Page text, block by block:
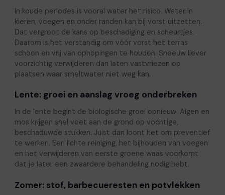
In koude periodes is vooral water het risico. Water in
kieren, voegen en onder randen kan bij vorst uitzetten.
Dat vergroot de kans op beschadiging en scheurtjes.
Daarom is het verstandig om vóór vorst het terras
schoon en vrij van ophopingen te houden. Sneeuw liever
voorzichtig verwijderen dan laten vastvriezen op
plaatsen waar smeltwater niet weg kan.
Lente: groei en aanslag vroeg onderbreken
In de lente begint de biologische groei opnieuw. Algen en
mos krijgen snel voet aan de grond op vochtige,
beschaduwde stukken. Juist dan loont het om preventief
te werken. Een lichte reiniging, het bijhouden van voegen
en het verwijderen van eerste groene waas voorkomt
dat je later een zwaardere behandeling nodig hebt.
Zomer: stof, barbecueresten en potvlekken